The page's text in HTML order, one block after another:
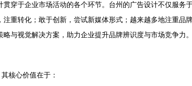
穿于企业市场活动的各个环节。台州的广告设计不仅服务
重转化；敢于创新，尝试新媒体形式；越来越多地注重品
与视觉解决方案，助力企业提升品牌辨识度与市场竞争力。
核心价值在于：